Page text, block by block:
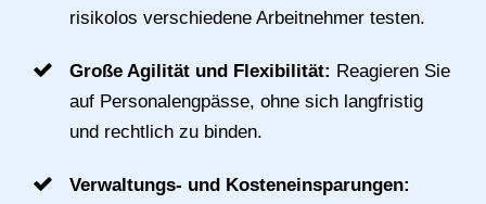
risikolos verschiedene Arbeitnehmer testen.
Große Agilität und Flexibilität: Reagieren Sie
auf Personalengpässe, ohne sich langfristig
und rechtlich zu binden.
Verwaltungs- und Kosteneinsparungen: